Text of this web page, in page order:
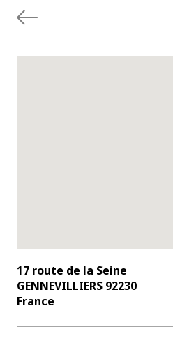
17 route de la Seine
GENNEVILLIERS 92230
France